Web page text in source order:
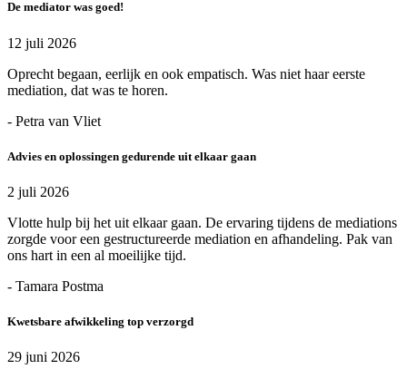
De mediator was goed!
12 juli 2026
Oprecht begaan, eerlijk en ook empatisch. Was niet haar eerste
mediation, dat was te horen.
- Petra van Vliet
Advies en oplossingen gedurende uit elkaar gaan
2 juli 2026
Vlotte hulp bij het uit elkaar gaan. De ervaring tijdens de mediations
zorgde voor een gestructureerde mediation en afhandeling. Pak van
ons hart in een al moeilijke tijd.
- Tamara Postma
Kwetsbare afwikkeling top verzorgd
29 juni 2026